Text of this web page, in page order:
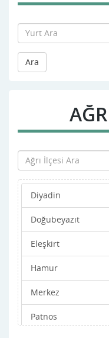
Ara
Diyadin
Doğubeyazıt
Eleşkirt
Hamur
Merkez
Patnos